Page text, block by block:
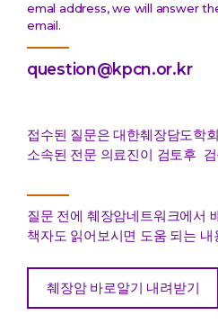
emal address, we will answer
email.
question@kpcn.or.kr
접수된 질문은 대한췌장담도학
소속된 전문 의료진이 검토후
질문 전에 췌장암네트워크에서
책자도 읽어보시면 도움 되는 내
췌장암 바로알기 내려받기